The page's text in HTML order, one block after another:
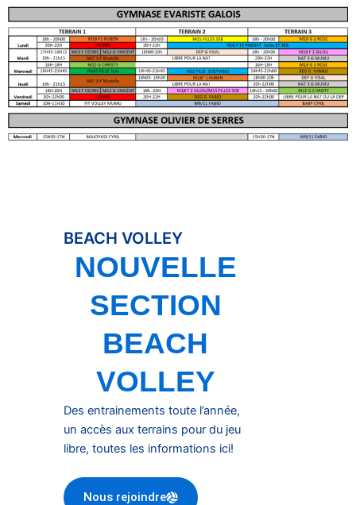
BEACH VOLLEY
NOUVELLE
SECTION
BEACH
VOLLEY
Des entrainements toute l’année,
un accès aux terrains pour du jeu
libre, toutes les informations ici!
Nous rejoindre